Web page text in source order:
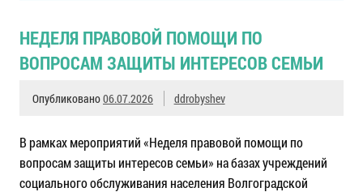
НЕДЕЛЯ ПРАВОВОЙ ПОМОЩИ ПО
ВОПРОСАМ ЗАЩИТЫ ИНТЕРЕСОВ СЕМЬИ
Опубликовано06.07.2026 ddrobyshev
В рамках мероприятий «Неделя правовой помощи по
вопросам защиты интересов семьи» на базах учреждений
социального обслуживания населения Волгоградской